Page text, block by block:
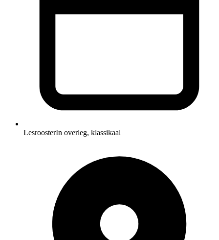
LesroosterIn overleg, klassikaal